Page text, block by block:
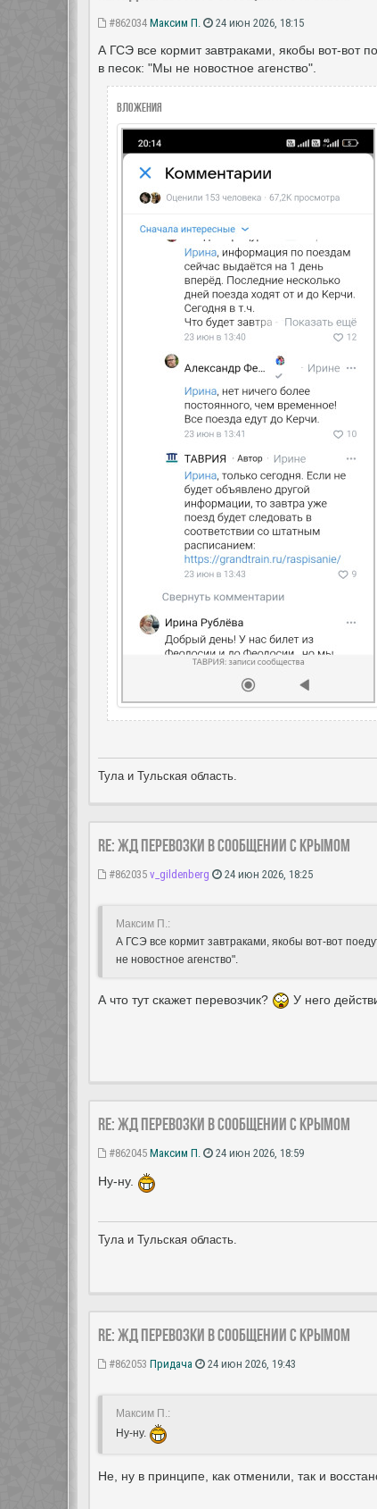
#862034 Максим П. 24 июн 2026, 18:15
А ГСЭ все кормит завтраками, якобы вот-вот
в песок: "Мы не новостное агенство".
Вложения
Тула и Тульская область.
Re: ЖД перевозки в сообщении с Крымом
#862035 v_gildenberg 24 июн 2026, 18:25
Максим П.:
А ГСЭ все кормит завтраками, якобы вот-вот
не новостное агенство".
А что тут скажет перевозчик? У него
Re: ЖД перевозки в сообщении с Крымом
#862045 Максим П. 24 июн 2026, 18:59
Ну-ну.
Тула и Тульская область.
Re: ЖД перевозки в сообщении с Крымом
#862053 Придача 24 июн 2026, 19:43
Максим П.:
Ну-ну.
Не, ну в принципе, как отменили, так и